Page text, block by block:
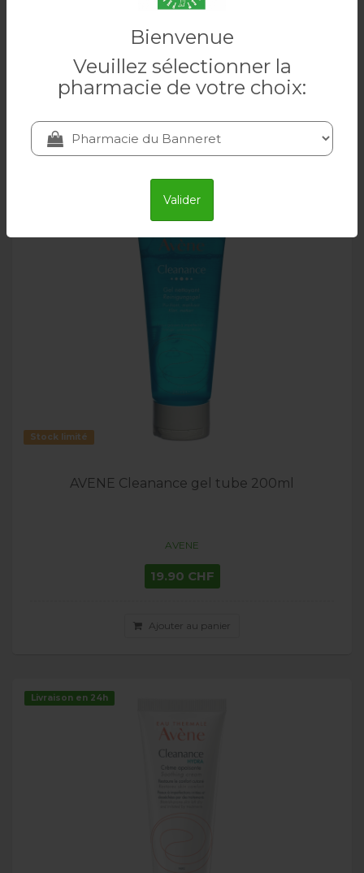
Bienvenue
Veuillez sélectionner la
pharmacie de votre choix:
Valider
AVENE
25.90 CHF
Ajouter au panier
Stock limité
AVENE Cleanance gel tube 200ml
AVENE
19.90 CHF
Ajouter au panier
Livraison en 24h